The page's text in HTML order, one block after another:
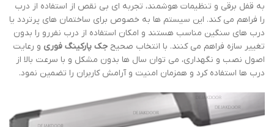
به قفل برقی و تنظیمات هوشمند، تجربه ای بی نقص از استفاده از درب
را فراهم می کند. این سیستم ها به خصوص برای ساختمان های پرتردد یا
درب های سنگین مناسب هستند و امکان استفاده از درب نفررو را بدون
تغییر سازه فراهم می کنند. با انتخاب صحیح جک پارکینگ فوری و رعایت
اصول نصب و نگهداری، می توان سال ها بدون مشکل و با سرعت بالا از
درب ها استفاده کرد و همزمان امنیت و آرامش کاربران را تضمین نمود.